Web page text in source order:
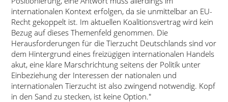
internationalen Kontext erfolgen, da sie unmittelbar an EU-
Recht gekoppelt ist. Im aktuellen Koalitionsvertrag wird kein
Bezug auf dieses Themenfeld genommen. Die
Herausforderungen für die Tierzucht Deutschlands sind vor
dem Hintergrund eines freizügigen internationalen Handels
akut, eine klare Marschrichtung seitens der Politik unter
Einbeziehung der Interessen der nationalen und
internationalen Tierzucht ist also zwingend notwendig. Kopf
in den Sand zu stecken, ist keine Option.